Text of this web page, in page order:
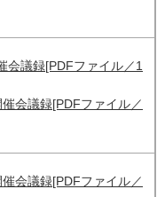
会議録[PDFファイル／1
会議録[PDFファイル／
会議録[PDFファイル／